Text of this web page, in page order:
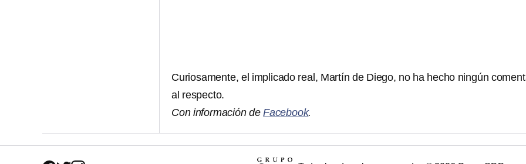
Curiosamente, el implicado real, Martín de Diego, no ha hecho ningún
al respecto.
Con información deFacebook.